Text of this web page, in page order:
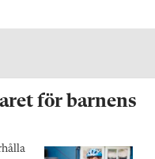
för barnens